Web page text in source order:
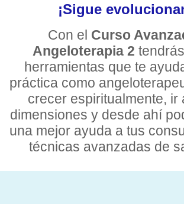
¡Sigue
Con el Curso
Angeloterapia 2
herramientas que te
práctica como
crecer espiritualmente, ir
dimensiones y desde ahí
una mejor ayuda a tus
técnicas avanzadas de